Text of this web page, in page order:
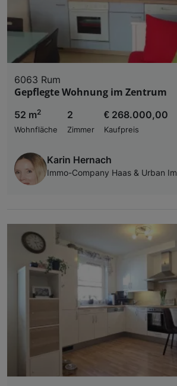
6063 Rum
Gepflegte Wohnung im Zentrum
52 m2
Wohnfläche
2
Zimmer
€ 268.000,00
Kaufpreis
Karin Hernach
Immo-Company Haas & Urban